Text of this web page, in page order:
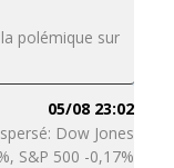
polémique sur
05/08 23:02
Dow Jones
S&P 500 -0,17%